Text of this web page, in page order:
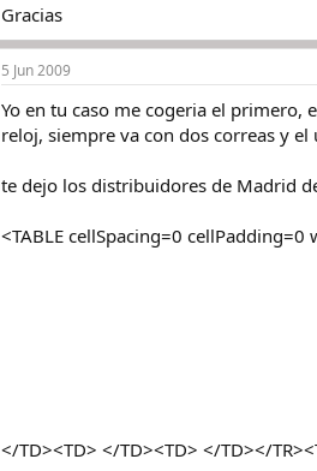
Gracias
5 Jun 2009
Yo en tu caso me cogeria el primero,
reloj, siempre va con dos correas y
te dejo los distribuidores de Madrid
<TABLE cellSpacing=0
</TD><TD> </TD><TD> </TD></